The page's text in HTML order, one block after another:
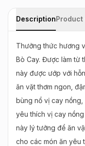
Description
Thưởng thức hương
Bò Cay. Được làm từ
này được ướp với
ăn vặt thơm ngon,
bùng nổ vị cay
yêu thích vị cay
này lý tưởng để ăn
cho các món ăn yêu